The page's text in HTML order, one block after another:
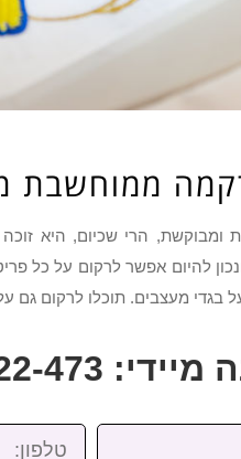
ממוחשבת
ומבוקשת, הרי שכיום, היא
להיום אפשר לרקום על כל
בגדי מעצבים. תוכלו לרקום גם
072-3922-473
טלפון: